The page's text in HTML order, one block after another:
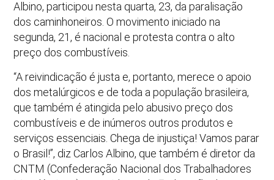
Albino, participou nesta quarta, 23, da paralisação
dos caminhoneiros. O movimento iniciado na
segunda, 21, é nacional e protesta contra o alto
preço dos combustíveis.
“A reivindicação é justa e, portanto, merece o apoio
dos metalúrgicos e de toda a população brasileira,
que também é atingida pelo abusivo preço dos
combustíveis e de inúmeros outros produtos e
serviços essenciais. Chega de injustiça! Vamos parar
o Brasil!”, diz Carlos Albino, que também é diretor da
CNTM (Confederação Nacional dos Trabalhadores